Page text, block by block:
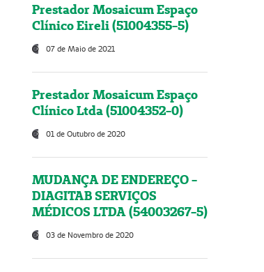
Prestador Mosaicum Espaço
Clínico Eireli (51004355-5)
07 de Maio de 2021
Prestador Mosaicum Espaço
Clínico Ltda (51004352-0)
01 de Outubro de 2020
MUDANÇA DE ENDEREÇO -
DIAGITAB SERVIÇOS
MÉDICOS LTDA (54003267-5)
03 de Novembro de 2020